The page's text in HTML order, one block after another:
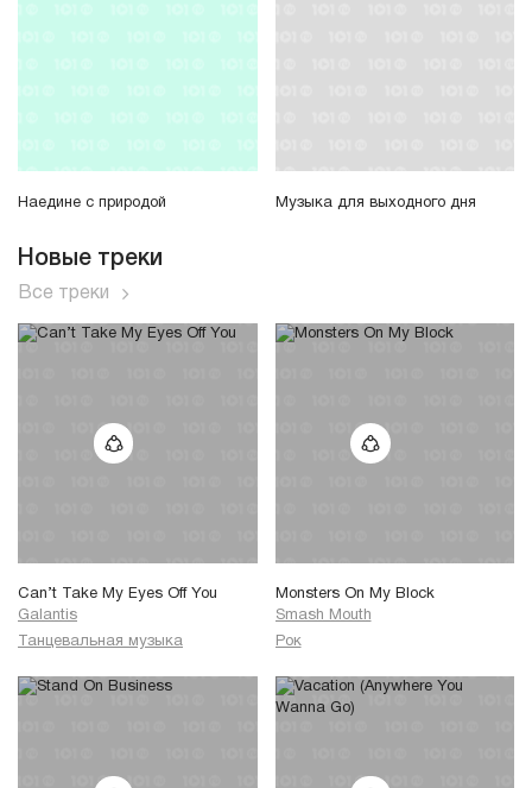
Наедине с природой Музыка для выходного дня
Новые треки
Все треки
Can’t Take My Eyes Off You
Galantis
Танцевальная музыка
Monsters On My Block
Smash Mouth
Рок